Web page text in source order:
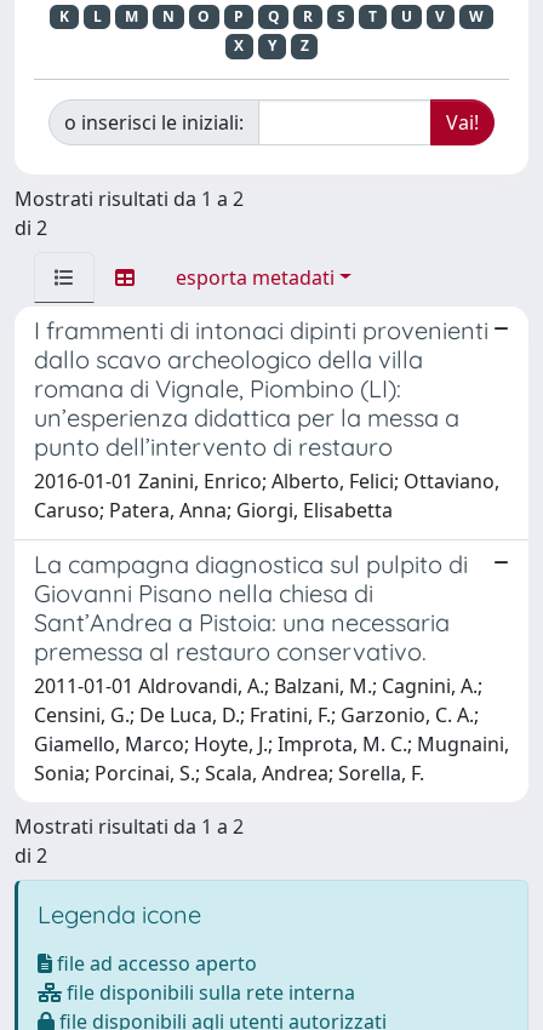
K
L M N O P Q R S T U V
W
X
Y Z
o inserisci le iniziali:
Mostrati risultati da 1 a 2
di 2
esporta metadati
I frammenti di intonaci dipinti provenienti
dallo scavo archeologico della villa
romana di Vignale, Piombino (LI):
un’esperienza didattica per la messa a
punto dell’intervento di restauro
2016-01-01 Zanini, Enrico; Alberto, Felici; Ottaviano,
Caruso; Patera, Anna; Giorgi, Elisabetta
La campagna diagnostica sul pulpito di
Giovanni Pisano nella chiesa di
Sant’Andrea a Pistoia: una necessaria
premessa al restauro conservativo.
2011-01-01 Aldrovandi, A.; Balzani, M.; Cagnini, A.;
Censini, G.; De Luca, D.; Fratini, F.; Garzonio, C. A.;
Giamello, Marco; Hoyte, J.; Improta, M. C.; Mugnaini,
Sonia; Porcinai, S.; Scala, Andrea; Sorella, F.
Mostrati risultati da 1 a 2
di 2
Legenda icone
file ad accesso aperto
file disponibili sulla rete interna
file disponibili agli utenti autorizzati